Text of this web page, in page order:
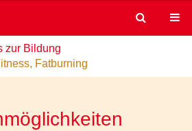
zur Bildung
Fatburning